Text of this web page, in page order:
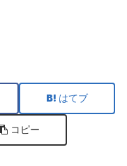
はてブ
コピー